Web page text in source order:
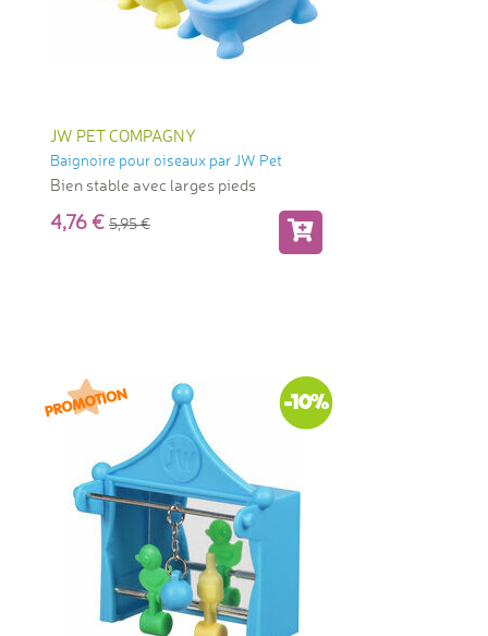
JW PET COMPAGNY
Baignoire pour oiseaux par JW Pet
Bien stable avec larges pieds
4,76 5,95
-10%